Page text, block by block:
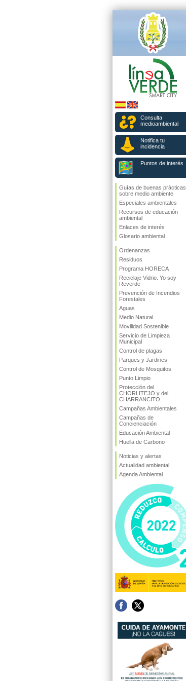
Consulta
medioambiental
Notifica tu
incidencia
Puntos de interés
Guías de buenas prácticas
sobre medio ambiente
Especiales ambientales
Recursos de educación
ambiental
Enlaces de interés
Glosario ambiental
Ordenanzas
Residuos
Programa HORECA
Reciclaje Vidrio. Yo soy
Reverde
Prevención de Incendios
Forestales
Aguas
Medio Natural
Movilidad Sostenible
Servicio de Limpieza
Municipal
Control de plagas
Parques y Jardines
Control de Mosquitos
Punto Limpio
Protección del
CHORLITEJO y del
CHARRANCITO
Campañas Ambientales
Campañas de
Concienciación
Educación Ambiental
Huella de Carbono
Noticias y alertas
Actualidad ambiental
Agenda Ambiental